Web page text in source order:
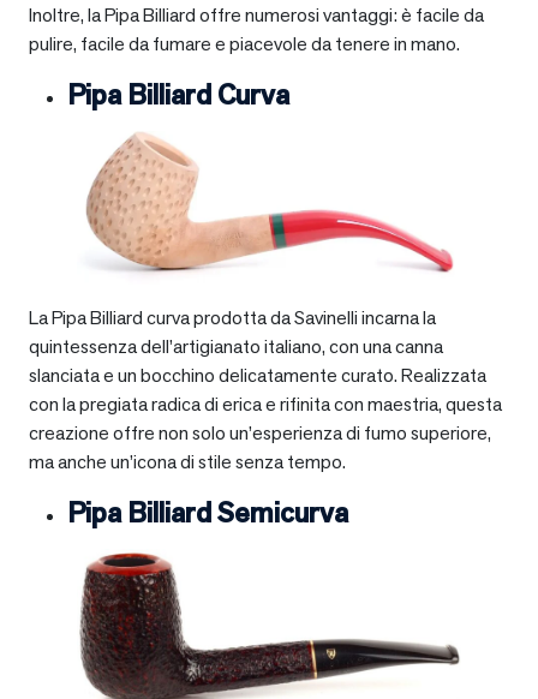
Inoltre, la Pipa Billiard offre numerosi vantaggi: è facile da
pulire, facile da fumare e piacevole da tenere in mano.
Pipa Billiard Curva
La Pipa Billiard curva prodotta da Savinelli incarna la
quintessenza dell’artigianato italiano, con una canna
slanciata e un bocchino delicatamente curato. Realizzata
con la pregiata radica di erica e rifinita con maestria, questa
creazione offre non solo un’esperienza di fumo superiore,
ma anche un’icona di stile senza tempo.
Pipa Billiard Semicurva